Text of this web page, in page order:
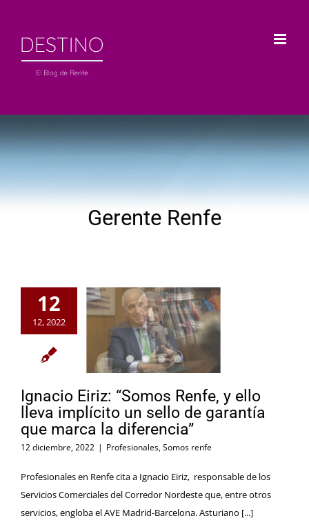
contenido
Gerente Renfe
12
12, 2022
Ignacio Eiriz: “Somos Renfe, y ello
lleva implícito un sello de garantía
que marca la diferencia”
12 diciembre, 2022 | Profesionales,Somos renfe
Profesionales en Renfe cita a Ignacio Eiriz, responsable de los
Servicios Comerciales del Corredor Nordeste que, entre otros
servicios, engloba el AVE Madrid-Barcelona. Asturiano [...]